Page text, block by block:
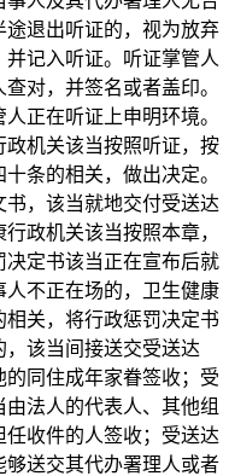
退出听证的，视为放弃
记入听证。听证掌管人
对，并签名或者盖印。
正在听证上申明环境。
机关该当按照听证，按
条的相关，做出决定。
，该当就地交付受送达
政机关该当按照本章，
定书该当正在宣布后就
不正在场的，卫生健康
关，将行政惩罚决定书
该当间接送交受送达
同住成年家眷签收；受
法人的代表人、其他组
收件的人签收；受送达
够送交其代办署理人或者